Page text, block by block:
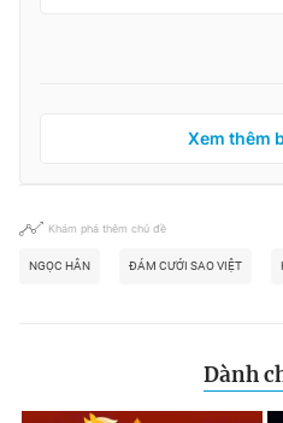
Xem thêm
Khám phá thêm chủ đề
NGỌC HÂN ĐÁM CƯỚI SAO VIỆT